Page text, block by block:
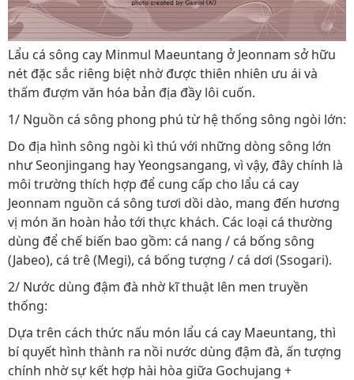
Lẩu cá sông cay Minmul Maeuntang ở Jeonnam sở hữu
nét đặc sắc riêng biệt nhờ được thiên nhiên ưu ái và
thấm đượm văn hóa bản địa đầy lôi cuốn.
1/ Nguồn cá sông phong phú từ hệ thống sông ngòi lớn:
Do địa hình sông ngòi kì thú với những dòng sông lớn
như Seonjingang hay Yeongsangang, vì vậy, đây chính là
môi trường thích hợp để cung cấp cho lẩu cá cay
Jeonnam nguồn cá sông tươi dồi dào, mang đến hương
vị món ăn hoàn hảo tới thực khách. Các loại cá thường
dùng để chế biến bao gồm: cá nang / cá bống sông
(Jabeo), cá trê (Megi), cá bống tượng / cá dơi (Ssogari).
2/ Nước dùng đậm đà nhờ kĩ thuật lên men truyền
thống:
Dựa trên cách thức nấu món lẩu cá cay Maeuntang, thì
bí quyết hình thành ra nồi nước dùng đậm đà, ấn tượng
chính nhờ sự kết hợp hài hòa giữa Gochujang +